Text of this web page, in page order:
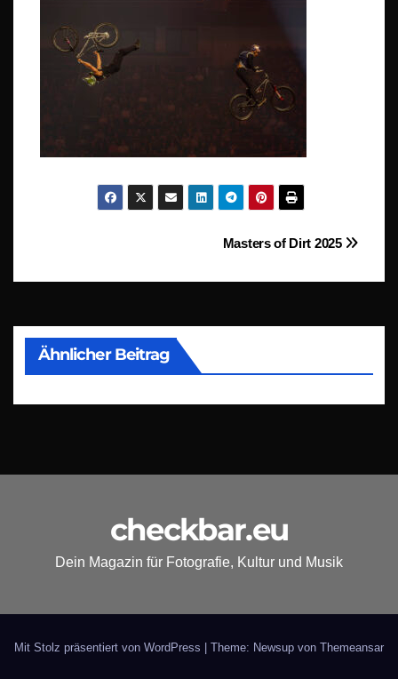
Beitragsnavigation
Masters of Dirt 2025
Ähnlicher Beitrag
checkbar.eu
Dein Magazin für Fotografie, Kultur und Musik
Mit Stolz präsentiert von WordPress | Theme: Newsup von Themeansar